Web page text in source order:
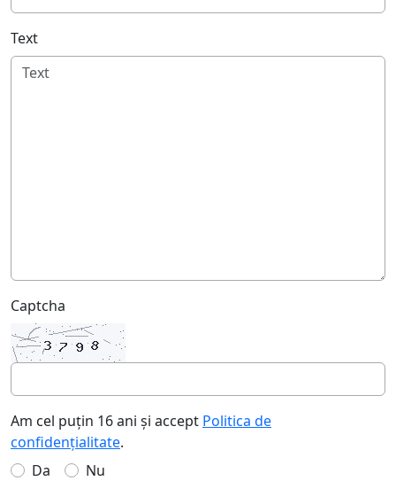
Text
Captcha
Am cel puțin 16 ani și accept Politica de
confidențialitate.
Da
Nu